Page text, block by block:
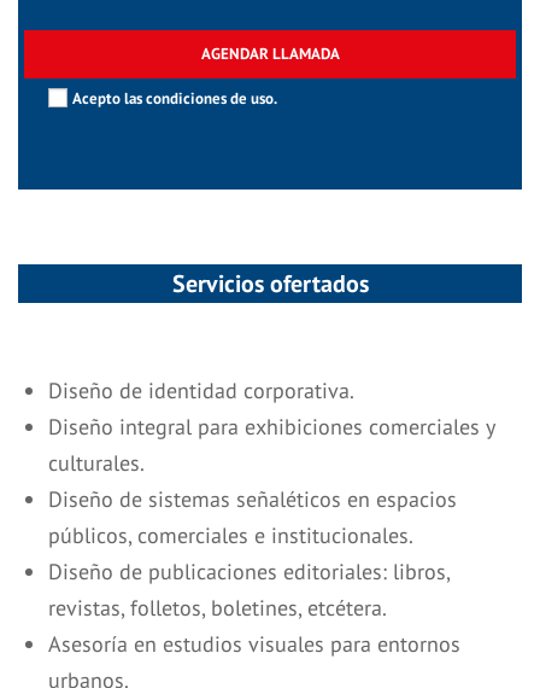
Acepto lascondiciones de uso.
Servicios ofertados
Diseño de identidad corporativa.
Diseño integral para exhibiciones comerciales y
culturales.
Diseño de sistemas señaléticos en espacios
públicos, comerciales e institucionales.
Diseño de publicaciones editoriales: libros,
revistas, folletos, boletines, etcétera.
Asesoría en estudios visuales para entornos
urbanos.